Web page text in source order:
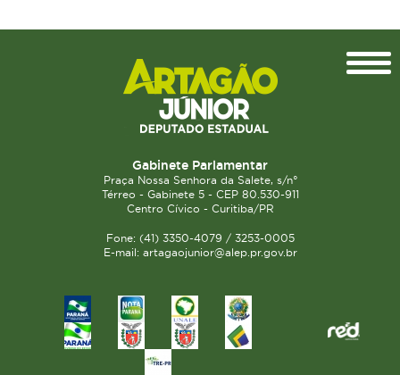
Gabinete Parlamentar
Praça Nossa Senhora da Salete, s/n°
Térreo - Gabinete 5 - CEP 80.530-911
Centro Cívico - Curitiba/PR
Fone: (41) 3350-4079 / 3253-0005
E-mail: artagaojunior@alep.pr.gov.br